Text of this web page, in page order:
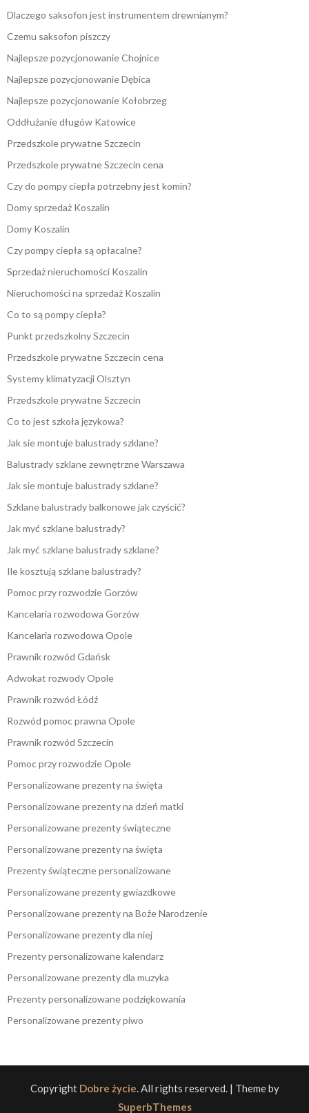
Dlaczego saksofon jest instrumentem drewnianym?
Czemu saksofon piszczy
Najlepsze pozycjonowanie Chojnice
Najlepsze pozycjonowanie Dębica
Najlepsze pozycjonowanie Kołobrzeg
Oddłużanie długów Katowice
Przedszkole prywatne Szczecin
Przedszkole prywatne Szczecin cena
Czy do pompy ciepła potrzebny jest komin?
Domy sprzedaż Koszalin
Domy Koszalin
Czy pompy ciepła są opłacalne?
Sprzedaż nieruchomości Koszalin
Nieruchomości na sprzedaż Koszalin
Co to są pompy ciepła?
Punkt przedszkolny Szczecin
Przedszkole prywatne Szczecin cena
Systemy klimatyzacji Olsztyn
Przedszkole prywatne Szczecin
Co to jest szkoła językowa?
Jak sie montuje balustrady szklane?
Balustrady szklane zewnętrzne Warszawa
Jak sie montuje balustrady szklane?
Szklane balustrady balkonowe jak czyścić?
Jak myć szklane balustrady?
Jak myć szklane balustrady szklane?
Ile kosztują szklane balustrady?
Pomoc przy rozwodzie Gorzów
Kancelaria rozwodowa Gorzów
Kancelaria rozwodowa Opole
Prawnik rozwód Gdańsk
Adwokat rozwody Opole
Prawnik rozwód Łódź
Rozwód pomoc prawna Opole
Prawnik rozwód Szczecin
Pomoc przy rozwodzie Opole
Personalizowane prezenty na święta
Personalizowane prezenty na dzień matki
Personalizowane prezenty świąteczne
Personalizowane prezenty na święta
Prezenty świąteczne personalizowane
Personalizowane prezenty gwiazdkowe
Personalizowane prezenty na Boże Narodzenie
Personalizowane prezenty dla niej
Prezenty personalizowane kalendarz
Personalizowane prezenty dla muzyka
Prezenty personalizowane podziękowania
Personalizowane prezenty piwo
Copyright Dobre życie. All rights reserved. | Theme by
SuperbThemes